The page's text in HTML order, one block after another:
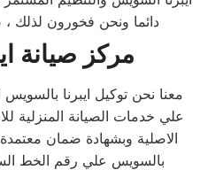
دائما ونحن فخورون لذلك
مركز صيانة
معنا نحن توكيل ايبرنا
علي خدمات الصيانة المنزلية
الاصلية وبشهادة ضمان
بالسويس علي رقم الخط